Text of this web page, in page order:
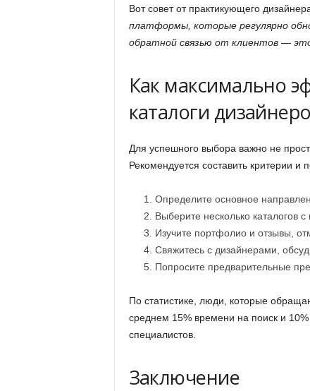
Вот совет от практикующего
платформы, которые регулярно
обратной связью от клиентов —
Как максимально
каталоги
Для успешного выбора важно не
Рекомендуется составить критерии и
Определите основное
Выберите несколько
Изучите портфолио и отзывы,
Свяжитесь с дизайнерами,
Попросите предварительные
По статистике, люди, которые
среднем 15% времени на поиск и 10%
специалистов.
Заключение